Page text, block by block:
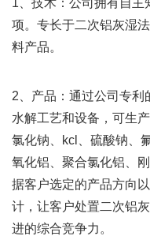
1、技术：公司拥有自主知
项。专长于二次铝灰湿
料产品。
2、产品：通过公司专利
水解工艺和设备，可生
氯化钠、kcl、硫酸钠、
氧化铝、聚合氯化铝、
据客户选定的产品方
计，让客户处置二次铝
进的综合竞争力。